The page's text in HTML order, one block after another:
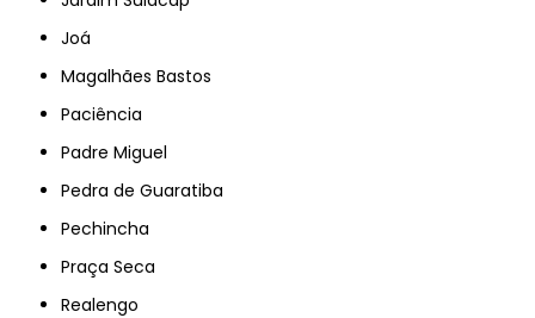
Joá
Magalhães Bastos
Paciência
Padre Miguel
Pedra de Guaratiba
Pechincha
Praça Seca
Realengo